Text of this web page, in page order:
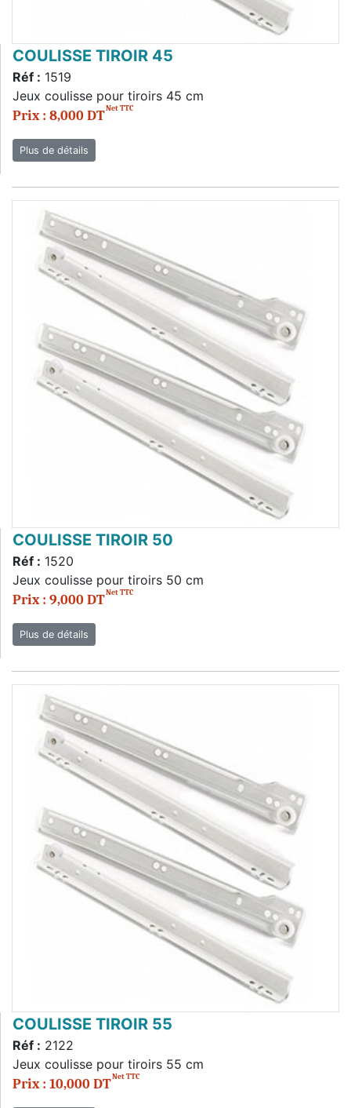
COULISSE TIROIR 45
Réf : 1519
Jeux coulisse pour tiroirs 45 cm
Prix : 8,000 DTNet TTC
Plus de détails
COULISSE TIROIR 50
Réf : 1520
Jeux coulisse pour tiroirs 50 cm
Prix : 9,000 DTNet TTC
Plus de détails
COULISSE TIROIR 55
Réf : 2122
Jeux coulisse pour tiroirs 55 cm
Prix : 10,000 DTNet TTC